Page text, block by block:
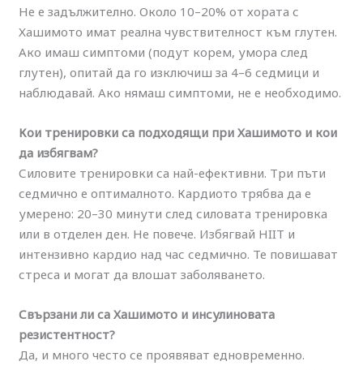
Не е задължително. Около 10–20% от хората с
Хашимото имат реална чувствителност към глутен.
Ако имаш симптоми (подут корем, умора след
глутен), опитай да го изключиш за 4–6 седмици и
наблюдавай. Ако нямаш симптоми, не е необходимо.
Кои тренировки са подходящи при Хашимото и кои
да избягвам?
Силовите тренировки са най-ефективни. Три пъти
седмично е оптималното. Кардиото трябва да е
умерено: 20–30 минути след силовата тренировка
или в отделен ден. Не повече. Избягвай HIIT и
интензивно кардио над час седмично. Те повишават
стреса и могат да влошат заболяването.
Свързани ли са Хашимото и инсулиновата
резистентност?
Да, и много често се проявяват едновременно.